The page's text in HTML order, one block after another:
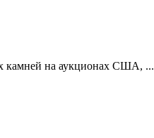
камней на аукционах США, ...